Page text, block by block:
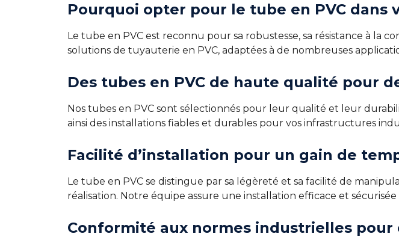
Pourquoi opter pour le tube en PVC dans
Le tube en PVC est reconnu pour sa robustesse, sa résistance à la
solutions de tuyauterie en PVC, adaptées à de nombreuses
Des tubes en PVC de haute qualité pour
Nos tubes en PVC sont sélectionnés pour leur qualité et leur
ainsi des installations fiables et durables pour vos infrastructures
Facilité d’installation pour un gain de
Le tube en PVC se distingue par sa légèreté et sa facilité de
réalisation. Notre équipe assure une installation efficace et
Conformité aux normes industrielles pour